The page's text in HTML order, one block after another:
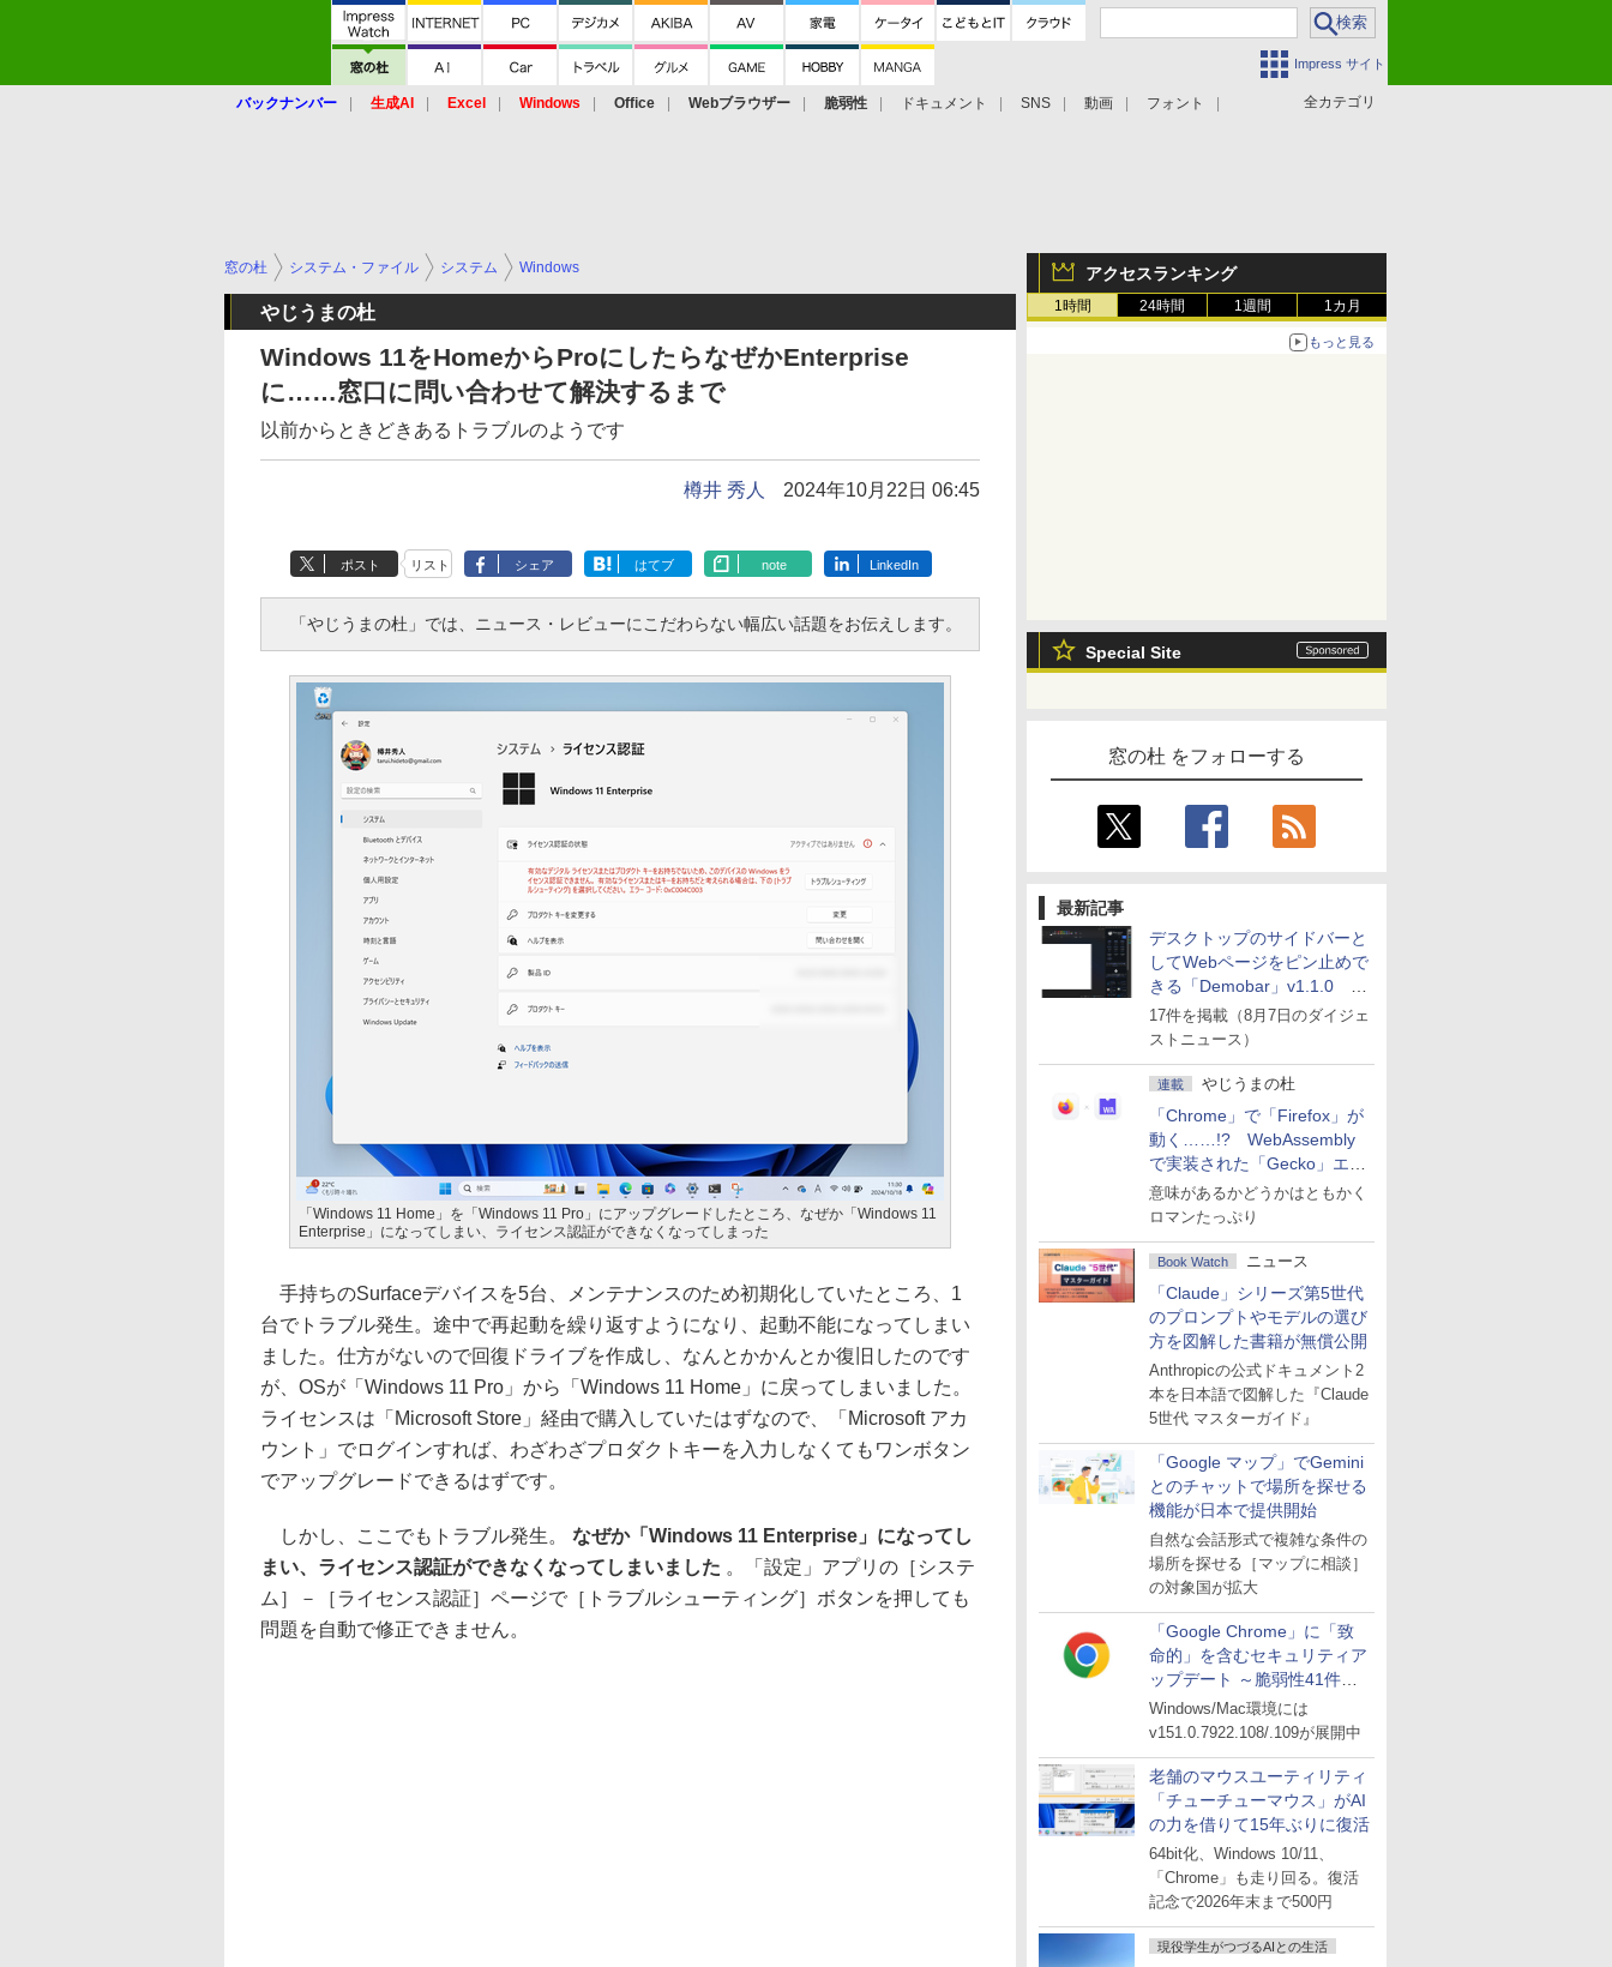
Impress サイト
全カテゴリ
バックナンバー 生成AI Excel Windows Office Webブラウザー 脆弱性 ドキュメント SNS 動画 フォント
アクセスランキング
1時間 24時間 1週間 1カ月
もっと見る
Special Site
窓の杜 をフォローする
最新記事
デスクトップのサイドバーと
してWebページをピン止めで
きる「Demobar」v1.1.0 ほ
か
17件を掲載（8月7日のダイジェ
ストニュース）
連載 やじうまの杜
「Chrome」で「Firefox」が
動く……!? WebAssembly
で実装された「Gecko」エン
ジン
意味があるかどうかはともかく
ロマンたっぷり
Book Watch ニュース
「Claude」シリーズ第5世代
のプロンプトやモデルの選び
方を図解した書籍が無償公開
Anthropicの公式ドキュメント2
本を日本語で図解した『Claude
5世代 マスターガイド』
「Google マップ」でGemini
とのチャットで場所を探せる
機能が日本で提供開始
自然な会話形式で複雑な条件の
場所を探せる［マップに相談］
の対象国が拡大
「Google Chrome」に「致
命的」を含むセキュリティア
ップデート ～脆弱性41件に
対処
Windows/Mac環境には
v151.0.7922.108/.109が展開中
老舗のマウスユーティリティ
「チューチューマウス」がAI
の力を借りて15年ぶりに復活
64bit化、Windows 10/11、
「Chrome」も走り回る。復活
記念で2026年末まで500円
現役学生がつづるAIとの生活
窓の杜 システム・ファイル システム Windows
やじうまの杜
Windows 11をHomeからProにしたらなぜかEnterprise
に……窓口に問い合わせて解決するまで
以前からときどきあるトラブルのようです
樽井 秀人 2024年10月22日 06:45
ポスト リスト シェア はてブ note LinkedIn
「やじうまの杜」では、ニュース・レビューにこだわらない幅広い話題をお伝えします。
「Windows 11 Home」を「Windows 11 Pro」にアップグレードしたところ、なぜか「Windows 11
Enterprise」になってしまい、ライセンス認証ができなくなってしまった
手持ちのSurfaceデバイスを5台、メンテナンスのため初期化していたところ、1
台でトラブル発生。途中で再起動を繰り返すようになり、起動不能になってしまい
ました。仕方がないので回復ドライブを作成し、なんとかかんとか復旧したのです
が、OSが「Windows 11 Pro」から「Windows 11 Home」に戻ってしまいました。
ライセンスは「Microsoft Store」経由で購入していたはずなので、「Microsoft アカ
ウント」でログインすれば、わざわざプロダクトキーを入力しなくてもワンボタン
でアップグレードできるはずです。
しかし、ここでもトラブル発生。
なぜか「Windows 11 Enterprise」になってし
まい、ライセンス認証ができなくなってしまいました 。「設定」アプリの［システ
ム］－［ライセンス認証］ページで［トラブルシューティング］ボタンを押しても
問題を自動で修正できません。